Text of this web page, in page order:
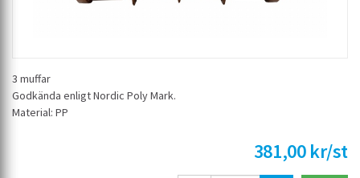
3 muffar
Godkända enligt Nordic Poly Mark.
Material: PP
381,00 kr/st